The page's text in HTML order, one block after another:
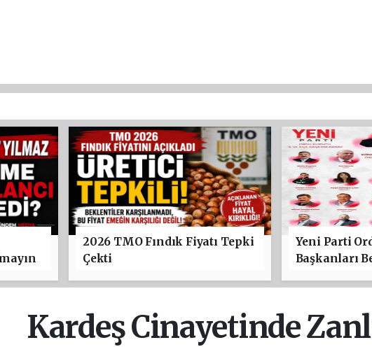
2026 TMO Fındık Fiyatı Tepki
Çekti
Yeni Parti
Başkanları
Kardeş Cinayetinde